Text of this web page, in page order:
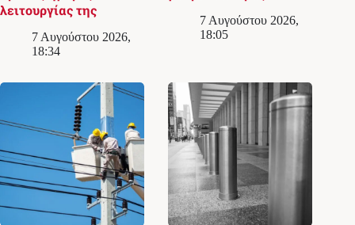
λειτουργίας της
7 Αυγούστου 2026,
18:34
7 Αυγούστου 2026,
18:05